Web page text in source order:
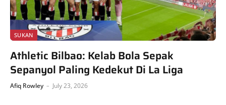
SUKAN
Athletic Bilbao: Kelab Bola Sepak
Sepanyol Paling Kedekut Di La Liga
Afiq Rowley July 23, 2026